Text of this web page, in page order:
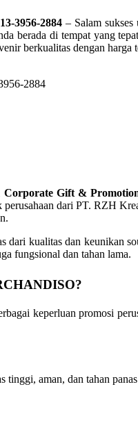
3956-2884 – Salam
berada di tempat yang
berkualitas dengan
Corporate Gift &
dari PT. RZH
dari kualitas dan
fungsional dan tahan lama.
?
keperluan promosi
aman, dan tahan